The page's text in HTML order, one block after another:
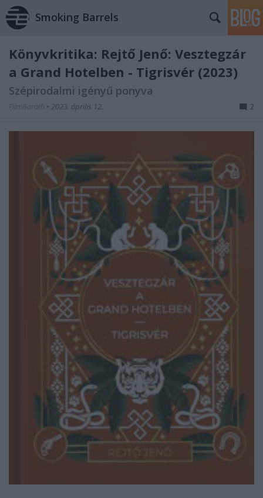
Smoking Barrels
Könyvkritika: Rejtő Jenő: Vesztegzár
a Grand Hotelben - Tigrisvér (2023)
Szépirodalmi igényű ponyva
• 2023. április 12. 2